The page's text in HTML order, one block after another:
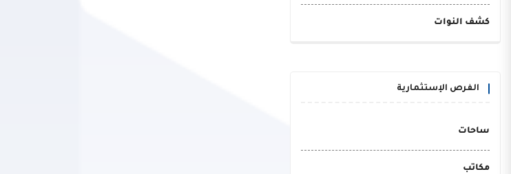
كشف النوات
الفرص الإستثمارية
ساحات
مكاتب